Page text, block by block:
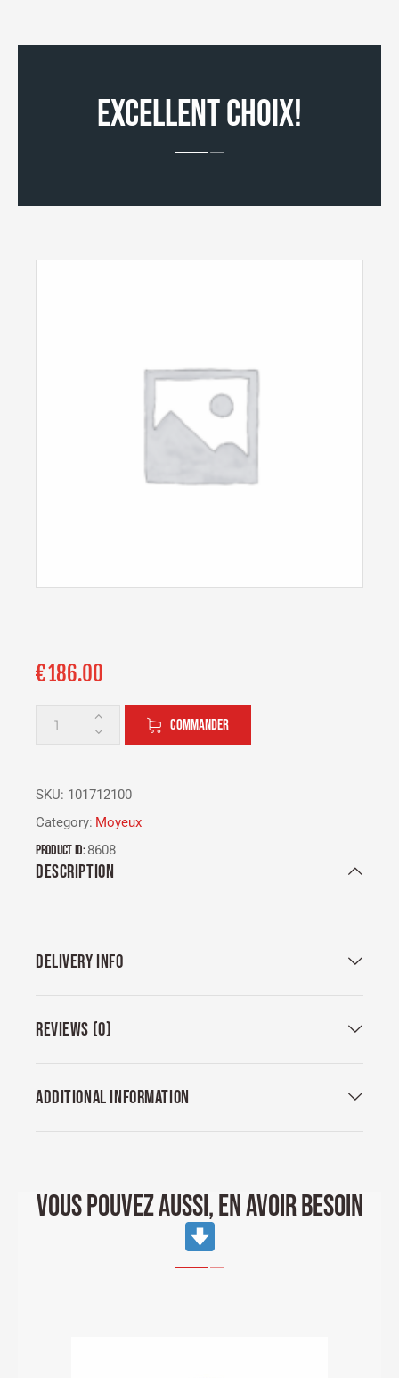
EXCELLENT CHOIX!
€186.00
COMMANDER
SKU: 101712100
Category: Moyeux
Product ID:8608
DESCRIPTION
DELIVERY INFO
REVIEWS (0)
ADDITIONAL INFORMATION
VOUS POUVEZ AUSSI, EN AVOIR BESOIN